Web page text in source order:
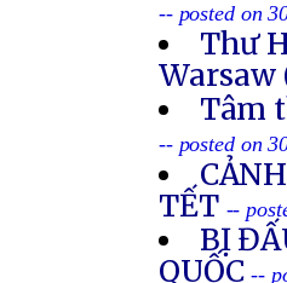
-- posted on
Thư
Tâm
-- posted on
TẾT --
BỊ
QUỐC --